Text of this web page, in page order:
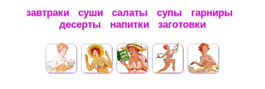
завтраки суши салаты супы
гарниры
десерты
напитки заготовки